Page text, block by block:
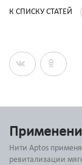
К СПИСКУ СТАТЕЙ
Нити Aptos
ревитализации